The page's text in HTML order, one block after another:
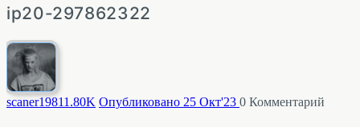
ip20-297862322
scaner19811.80K Опубликовано 25 Окт'23 0 Комментарий